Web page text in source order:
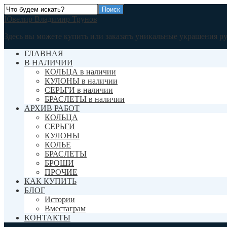
Ювелир Владимир Трунов
Здесь вы можете купить или заказать уникальные украшения
ГЛАВНАЯ
В НАЛИЧИИ
КОЛЬЦА в наличии
КУЛОНЫ в наличии
СЕРЬГИ в наличии
БРАСЛЕТЫ в наличии
АРХИВ РАБОТ
КОЛЬЦА
СЕРЬГИ
КУЛОНЫ
КОЛЬЕ
БРАСЛЕТЫ
БРОШИ
ПРОЧИЕ
КАК КУПИТЬ
БЛОГ
Истории
Вместаграм
КОНТАКТЫ